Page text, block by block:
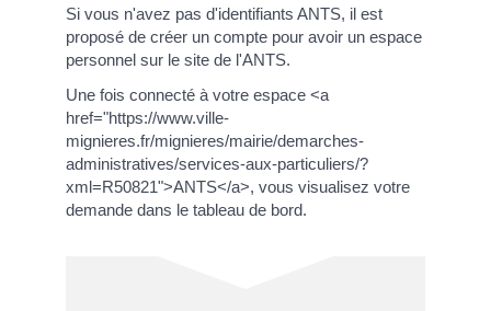
Si vous n'avez pas d'identifiants ANTS, il est
proposé de créer un compte pour avoir un espace
personnel sur le site de l'ANTS.
Une fois connecté à votre espace <a
href="https://www.ville-
mignieres.fr/mignieres/mairie/demarches-
administratives/services-aux-particuliers/?
xml=R50821">ANTS</a>, vous visualisez votre
demande dans le tableau de bord.